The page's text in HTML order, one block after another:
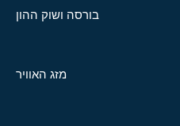
בורסה ושוק ההון
מזג האוויר